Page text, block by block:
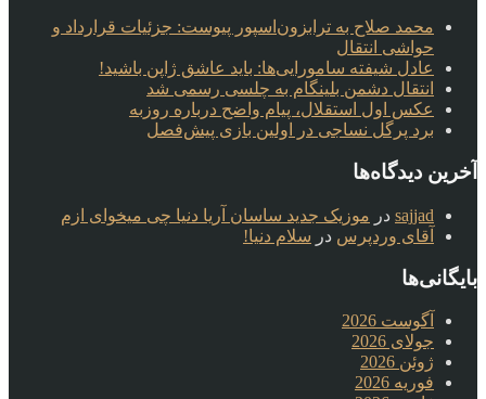
محمد صلاح به ترابزون‌اسپور پیوست: جزئیات قرارداد و
حواشی انتقال
عادل شیفته سامورایی‌ها: باید عاشق ژاپن باشید!
انتقال دشمن بلینگام به چلسی رسمی شد
عکس اول استقلال، پیام واضح درباره روزبه
برد پرگل نساجی در اولین بازی پیش‌فصل
آخرین دیدگاه‌ها
sajjad در موزیک جدید ساسان آریا دنیا چی میخوای ازم
آقای وردپرس در سلام دنیا!
بایگانی‌ها
آگوست 2026
جولای 2026
ژوئن 2026
فوریه 2026